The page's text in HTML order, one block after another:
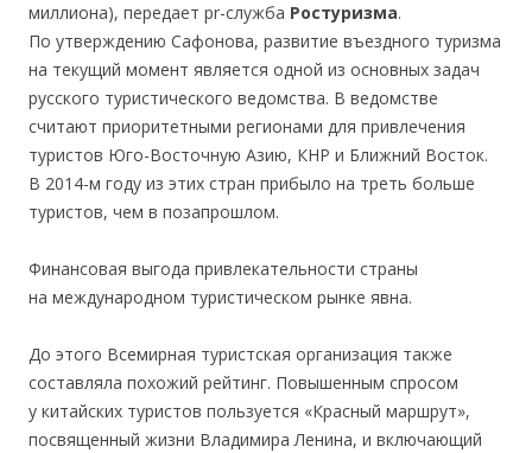
миллиона), передает pr-служба Ростуризма.
По утверждению Сафонова, развитие въездного туризма
на текущий момент является одной из основных задач
русского туристического ведомства. В ведомстве
считают приоритетными регионами для привлечения
туристов Юго-Восточную Азию, КНР и Ближний Восток.
В 2014-м году из этих стран прибыло на треть больше
туристов, чем в позапрошлом.
Финансовая выгода привлекательности страны
на международном туристическом рынке явна.
До этого Всемирная туристская организация также
составляла похожий рейтинг. Повышенным спросом
у китайских туристов пользуется «Красный маршрут»,
посвященный жизни Владимира Ленина, и включающий